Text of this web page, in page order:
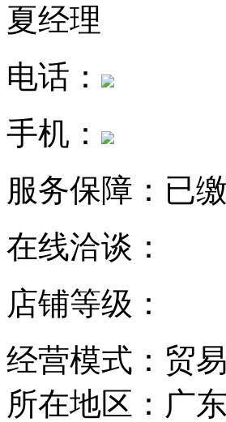
夏经理
电话：
手机：
服务保障： 已
在线洽谈：
店铺等级：
经营模式：贸
所在地区：广